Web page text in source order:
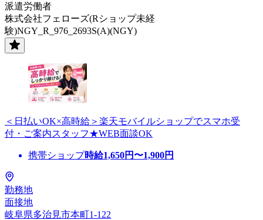
派遣労働者
株式会社フェローズ(Rショップ未経
験)NGY_R_976_2693S(A)(NGY)
＜日払いOK×高時給＞楽天モバイルショップでスマホ受
付・ご案内スタッフ★WEB面談OK
携帯ショップ時給1,650円〜1,900円
勤務地
面接地
岐阜県多治見市本町1-122